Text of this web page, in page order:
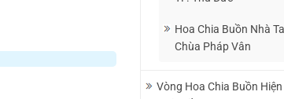
Hoa Chia Buồn Nhà
Chùa Pháp Vân
Vòng Hoa Chia Buồn